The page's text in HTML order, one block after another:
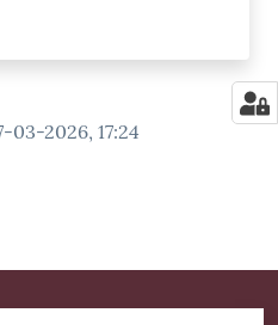
03-2026, 17:24